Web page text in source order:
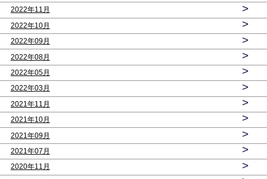
2022年11月 >
2022年10月 >
2022年09月 >
2022年08月 >
2022年05月 >
2022年03月 >
2021年11月 >
2021年10月 >
2021年09月 >
2021年07月 >
2020年11月 >